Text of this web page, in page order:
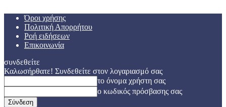
Όροι χρήσης
Πολιτική Απορρήτου
Ροή ειδήσεων
Επικοινωνία
συνδεθείτε
Καλωσήρθατε! Συνδεθείτε στον λογαριασμό σας
το όνομα χρήστη σας
ο κωδικός πρόσβασης σας